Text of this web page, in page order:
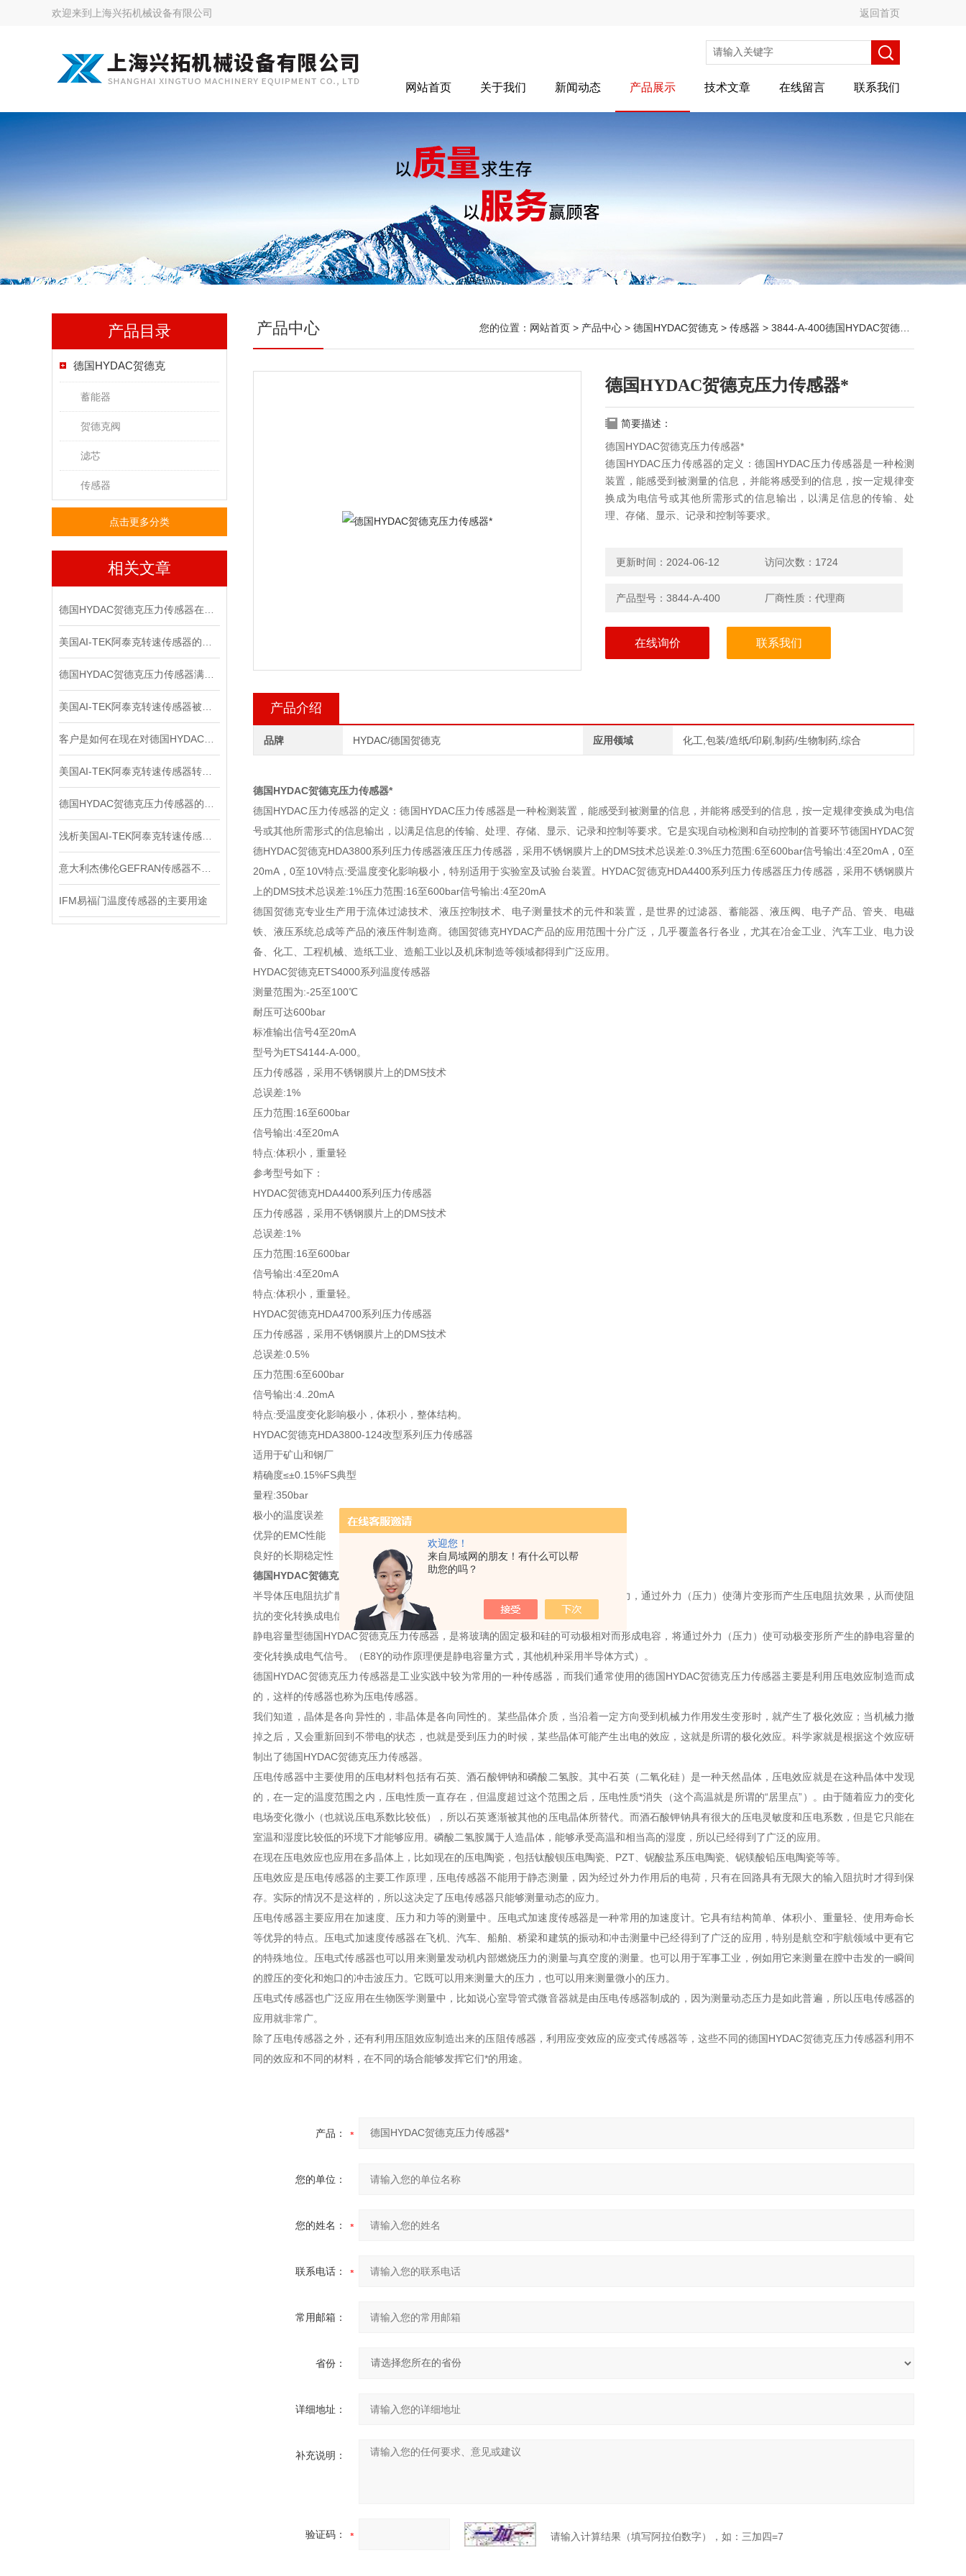
欢迎您！
来自局域网的朋友！有什么可以帮
助您的吗？
欢迎来到 上海兴拓机械设备有限公司 返回首页
网站首页 关于我们 新闻动态 产品展示 技术文章 在线留言 联系我们
产品目录
德国HYDAC贺德克
蓄能器
贺德克阀
滤芯
传感器
点击更多分类
相关文章
IFM易福门温度传感器的主要用途
产品中心 您的位置： 网站首页 > 产品中心 > 德国HYDAC贺德克 > 传感器 > 3844-A-400德国HYDAC贺德克压力传感器*
德国HYDAC贺德克压力传感器*
简要描述：
德国HYDAC贺德克压力传感器*
德国HYDAC压力传感器的定义：德国HYDAC压力传感器是一种检测
装置，能感受到被测量的信息，并能将感受到的信息，按一定规律变
换成为电信号或其他所需形式的信息输出，以满足信息的传输、处
理、存储、显示、记录和控制等要求。
更新时间：2024-06-12 访问次数：1724
产品型号：3844-A-400 厂商性质：代理商
在线询价 联系我们
产品介绍
品牌 HYDAC/德国贺德克 应用领域 化工,包装/造纸/印刷,制药/生物制药,综合
德国HYDAC贺德克压力传感器*
德国HYDAC压力传感器的定义：德国HYDAC压力传感器是一种检测装置，能感受到被测量的信息，并能将感受到的信息，按一定规律变换成为电信
号或其他所需形式的信息输出，以满足信息的传输、处理、存储、显示、记录和控制等要求。它是实现自动检测和自动控制的首要环节德国HYDAC贺
德HYDAC贺德克HDA3800系列压力传感器液压压力传感器，采用不锈钢膜片上的DMS技术总误差:0.3%压力范围:6至600bar信号输出:4至20mA，0至
20mA，0至10V特点:受温度变化影响极小，特别适用于实验室及试验台装置。HYDAC贺德克HDA4400系列压力传感器压力传感器，采用不锈钢膜片
上的DMS技术总误差:1%压力范围:16至600bar信号输出:4至20mA
德国贺德克专业生产用于流体过滤技术、液压控制技术、电子测量技术的元件和装置，是世界的过滤器、蓄能器、液压阀、电子产品、管夹、电磁
铁、液压系统总成等产品的液压件制造商。德国贺德克HYDAC产品的应用范围十分广泛，几乎覆盖各行各业，尤其在冶金工业、汽车工业、电力设
备、化工、工程机械、造纸工业、造船工业以及机床制造等领域都得到广泛应用。
HYDAC贺德克ETS4000系列温度传感器
测量范围为:-25至100℃
耐压可达600bar
标准输出信号4至20mA
型号为ETS4144-A-000。
压力传感器，采用不锈钢膜片上的DMS技术
总误差:1%
压力范围:16至600bar
信号输出:4至20mA
特点:体积小，重量轻
参考型号如下：
HYDAC贺德克HDA4400系列压力传感器
压力传感器，采用不锈钢膜片上的DMS技术
总误差:1%
压力范围:16至600bar
信号输出:4至20mA
特点:体积小，重量轻。
HYDAC贺德克HDA4700系列压力传感器
压力传感器，采用不锈钢膜片上的DMS技术
总误差:0.5%
压力范围:6至600bar
信号输出:4..20mA
特点:受温度变化影响极小，体积小，整体结构。
HYDAC贺德克HDA3800-124改型系列压力传感器
适用于矿山和钢厂
精确度≤±0.15%FS典型
量程:350bar
极小的温度误差
优异的EMC性能
良好的长期稳定性
德国HYDAC贺德克压力传感器*
半导体压电阻抗扩散德国HYDAC贺德克压力传感器是在薄片表面形成半导体变形压力，通过外力（压力）使薄片变形而产生压电阻抗效果，从而使阻
抗的变化转换成电信号。
静电容量型德国HYDAC贺德克压力传感器，是将玻璃的固定极和硅的可动极相对而形成电容，将通过外力（压力）使可动极变形所产生的静电容量的
变化转换成电气信号。（E8Y的动作原理便是静电容量方式，其他机种采用半导体方式）。
德国HYDAC贺德克压力传感器是工业实践中较为常用的一种传感器，而我们通常使用的德国HYDAC贺德克压力传感器主要是利用压电效应制造而成
的，这样的传感器也称为压电传感器。
我们知道，晶体是各向异性的，非晶体是各向同性的。某些晶体介质，当沿着一定方向受到机械力作用发生变形时，就产生了极化效应；当机械力撤
掉之后，又会重新回到不带电的状态，也就是受到压力的时候，某些晶体可能产生出电的效应，这就是所谓的极化效应。科学家就是根据这个效应研
制出了德国HYDAC贺德克压力传感器。
压电传感器中主要使用的压电材料包括有石英、酒石酸钾钠和磷酸二氢胺。其中石英（二氧化硅）是一种天然晶体，压电效应就是在这种晶体中发现
的，在一定的温度范围之内，压电性质一直存在，但温度超过这个范围之后，压电性质*消失（这个高温就是所谓的“居里点”）。由于随着应力的变化
电场变化微小（也就说压电系数比较低），所以石英逐渐被其他的压电晶体所替代。而酒石酸钾钠具有很大的压电灵敏度和压电系数，但是它只能在
室温和湿度比较低的环境下才能够应用。磷酸二氢胺属于人造晶体，能够承受高温和相当高的湿度，所以已经得到了广泛的应用。
在现在压电效应也应用在多晶体上，比如现在的压电陶瓷，包括钛酸钡压电陶瓷、PZT、铌酸盐系压电陶瓷、铌镁酸铅压电陶瓷等等。
压电效应是压电传感器的主要工作原理，压电传感器不能用于静态测量，因为经过外力作用后的电荷，只有在回路具有无限大的输入阻抗时才得到保
存。实际的情况不是这样的，所以这决定了压电传感器只能够测量动态的应力。
压电传感器主要应用在加速度、压力和力等的测量中。压电式加速度传感器是一种常用的加速度计。它具有结构简单、体积小、重量轻、使用寿命长
等优异的特点。压电式加速度传感器在飞机、汽车、船舶、桥梁和建筑的振动和冲击测量中已经得到了广泛的应用，特别是航空和宇航领域中更有它
的特殊地位。压电式传感器也可以用来测量发动机内部燃烧压力的测量与真空度的测量。也可以用于军事工业，例如用它来测量在膛中击发的一瞬间
的膛压的变化和炮口的冲击波压力。它既可以用来测量大的压力，也可以用来测量微小的压力。
压电式传感器也广泛应用在生物医学测量中，比如说心室导管式微音器就是由压电传感器制成的，因为测量动态压力是如此普遍，所以压电传感器的
应用就非常广。
除了压电传感器之外，还有利用压阻效应制造出来的压阻传感器，利用应变效应的应变式传感器等，这些不同的德国HYDAC贺德克压力传感器利用不
同的效应和不同的材料，在不同的场合能够发挥它们*的用途。
产品：
您的单位：
您的姓名：
联系电话：
常用邮箱：
省份：
详细地址：
补充说明：
验证码： 请输入计算结果（填写阿拉伯数字），如：三加四=7